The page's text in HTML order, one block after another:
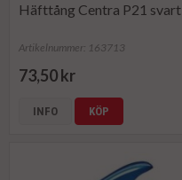
Häfttång Centra P21 svart
Artikelnummer: 163713
73,50 kr
INFO KÖP